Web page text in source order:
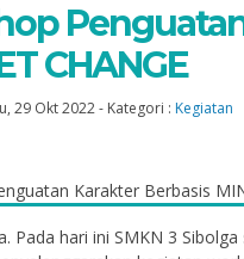
CHANGE
29 Okt 2022- Kategori : Kegiatan
Pada hari ini SMKN 3